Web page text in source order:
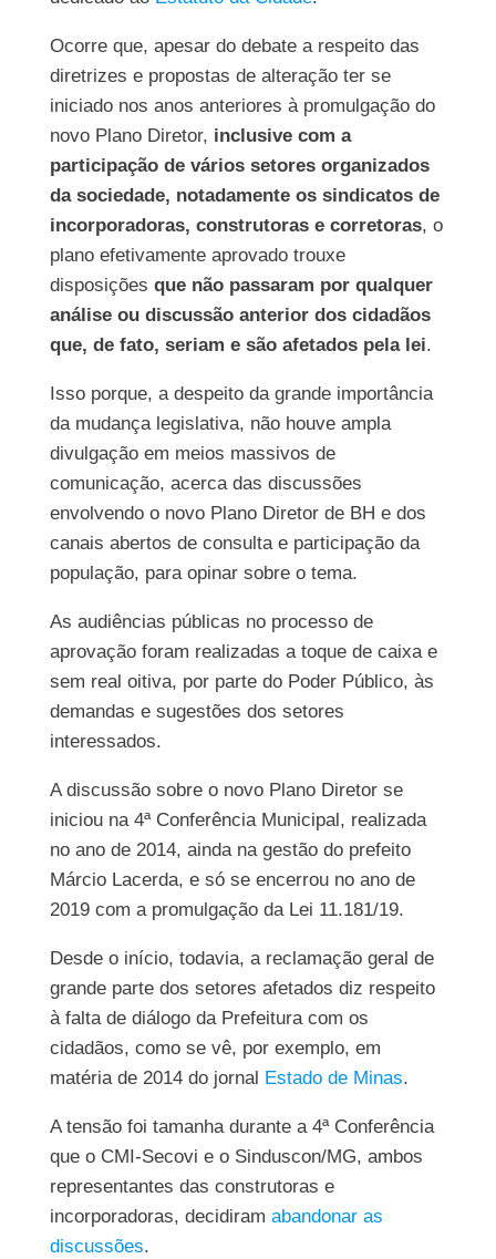
Ocorre que, apesar do debate a respeito das
diretrizes e propostas de alteração ter se
iniciado nos anos anteriores à promulgação do
novo Plano Diretor, inclusive com a
participação de vários setores organizados
da sociedade, notadamente os sindicatos de
incorporadoras, construtoras e corretoras, o
plano efetivamente aprovado trouxe
disposições que não passaram por qualquer
análise ou discussão anterior dos cidadãos
que, de fato, seriam e são afetados pela lei.
Isso porque, a despeito da grande importância
da mudança legislativa, não houve ampla
divulgação em meios massivos de
comunicação, acerca das discussões
envolvendo o novo Plano Diretor de BH e dos
canais abertos de consulta e participação da
população, para opinar sobre o tema.
As audiências públicas no processo de
aprovação foram realizadas a toque de caixa e
sem real oitiva, por parte do Poder Público, às
demandas e sugestões dos setores
interessados.
A discussão sobre o novo Plano Diretor se
iniciou na 4ª Conferência Municipal, realizada
no ano de 2014, ainda na gestão do prefeito
Márcio Lacerda, e só se encerrou no ano de
2019 com a promulgação da Lei 11.181/19.
Desde o início, todavia, a reclamação geral de
grande parte dos setores afetados diz respeito
à falta de diálogo da Prefeitura com os
cidadãos, como se vê, por exemplo, em
matéria de 2014 do jornal Estado de Minas.
A tensão foi tamanha durante a 4ª Conferência
que o CMI-Secovi e o Sinduscon/MG, ambos
representantes das construtoras e
incorporadoras, decidiram abandonar as
discussões.